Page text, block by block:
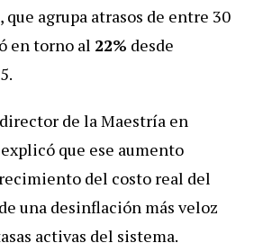
agrupa atrasos de entre 30
en torno al 22% desde
de la Maestría en
que ese aumento
del costo real del
una desinflación más veloz
activas del sistema.